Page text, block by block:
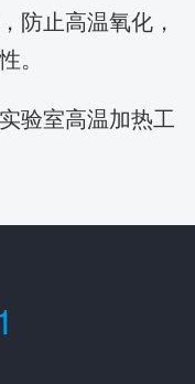
防止高温氧化，
。
验室高温加热工